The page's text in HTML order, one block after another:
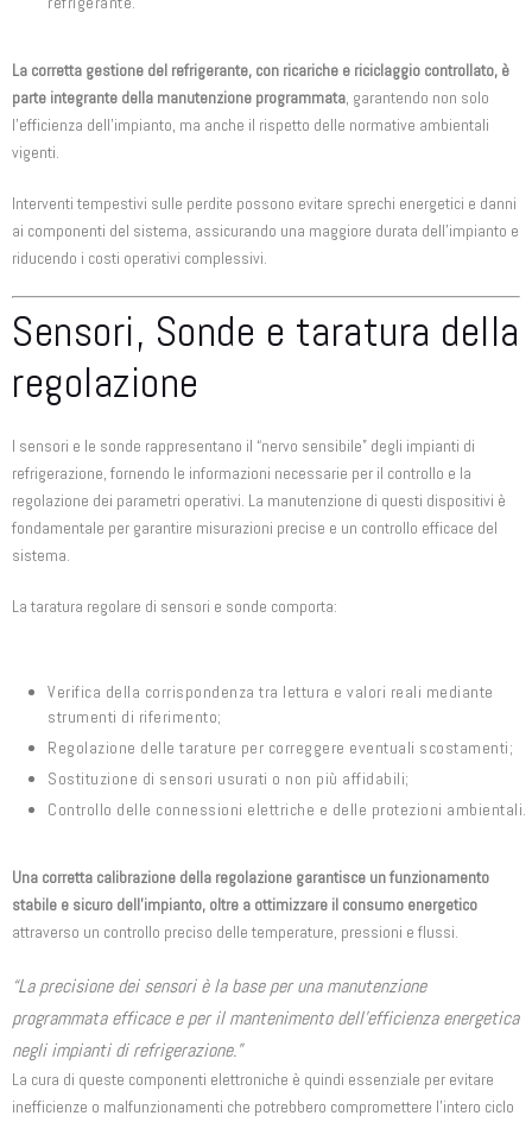
La corretta gestione del refrigerante, con ricariche e riciclaggio controllato, è
parte integrante della manutenzione programmata, garantendo non solo
l’efficienza dell’impianto, ma anche il rispetto delle normative ambientali
vigenti.
Interventi tempestivi sulle perdite possono evitare sprechi energetici e danni
ai componenti del sistema, assicurando una maggiore durata dell’impianto e
riducendo i costi operativi complessivi.
Sensori, Sonde e taratura della
regolazione
I sensori e le sonde rappresentano il “nervo sensibile” degli impianti di
refrigerazione, fornendo le informazioni necessarie per il controllo e la
regolazione dei parametri operativi. La manutenzione di questi dispositivi è
fondamentale per garantire misurazioni precise e un controllo efficace del
sistema.
La taratura regolare di sensori e sonde comporta:
Verifica della corrispondenza tra lettura e valori reali mediante
strumenti di riferimento;
Regolazione delle tarature per correggere eventuali scostamenti;
Sostituzione di sensori usurati o non più affidabili;
Controllo delle connessioni elettriche e delle protezioni ambientali.
Una corretta calibrazione della regolazione garantisce un funzionamento
stabile e sicuro dell’impianto, oltre a ottimizzare il consumo energetico
attraverso un controllo preciso delle temperature, pressioni e flussi.
“La precisione dei sensori è la base per una manutenzione
programmata efficace e per il mantenimento dell’efficienza energetica
negli impianti di refrigerazione.”
La cura di queste componenti elettroniche è quindi essenziale per evitare
inefficienze o malfunzionamenti che potrebbero compromettere l’intero ciclo